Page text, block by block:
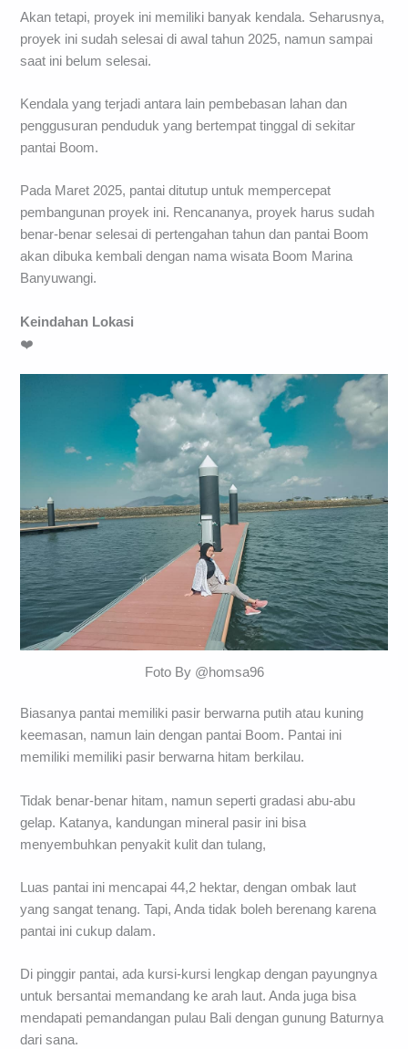
Akan tetapi, proyek ini memiliki banyak kendala. Seharusnya,
proyek ini sudah selesai di awal tahun 2025, namun sampai
saat ini belum selesai.
Kendala yang terjadi antara lain pembebasan lahan dan
penggusuran penduduk yang bertempat tinggal di sekitar
pantai Boom.
Pada Maret 2025, pantai ditutup untuk mempercepat
pembangunan proyek ini. Rencananya, proyek harus sudah
benar-benar selesai di pertengahan tahun dan pantai Boom
akan dibuka kembali dengan nama wisata Boom Marina
Banyuwangi.
Keindahan Lokasi
❤️
Foto By @homsa96
Biasanya pantai memiliki pasir berwarna putih atau kuning
keemasan, namun lain dengan pantai Boom. Pantai ini
memiliki memiliki pasir berwarna hitam berkilau.
Tidak benar-benar hitam, namun seperti gradasi abu-abu
gelap. Katanya, kandungan mineral pasir ini bisa
menyembuhkan penyakit kulit dan tulang,
Luas pantai ini mencapai 44,2 hektar, dengan ombak laut
yang sangat tenang. Tapi, Anda tidak boleh berenang karena
pantai ini cukup dalam.
Di pinggir pantai, ada kursi-kursi lengkap dengan payungnya
untuk bersantai memandang ke arah laut. Anda juga bisa
mendapati pemandangan pulau Bali dengan gunung Baturnya
dari sana.